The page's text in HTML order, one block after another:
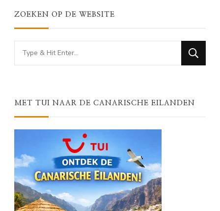
ZOEKEN OP DE WEBSITE
Looking
for
MET TUI NAAR DE CANARISCHE EILANDEN